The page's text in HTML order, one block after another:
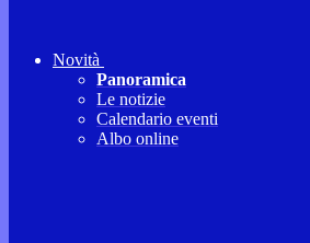
Novità
Panoramica
Le notizie
Calendario eventi
Albo online